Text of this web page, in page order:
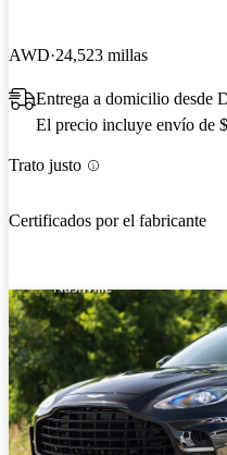
AWD 24,523 millas
Entrega a domicilio desde
El precio incluye envío de
Trato justo
Certificados por el fabricante